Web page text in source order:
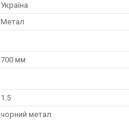
Україна
Метал
700 мм
1.5
чорний метал